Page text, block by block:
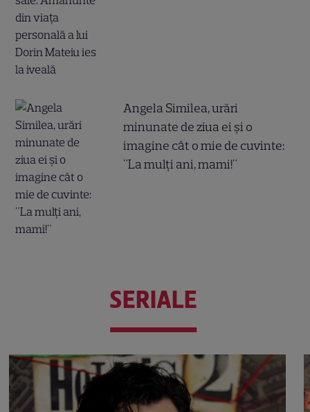
Angela Similea, urări
minunate de ziua ei și o
imagine cât o mie de cuvinte:
"La mulți ani, mami!"
SERIALE